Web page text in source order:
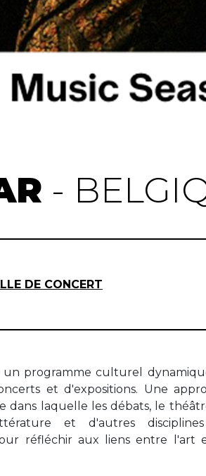
-
DE CONCERT
un programme culturel
et d'expositions. Une
dans laquelle les débats, le
et d'autres
réfléchir aux liens entre l'art